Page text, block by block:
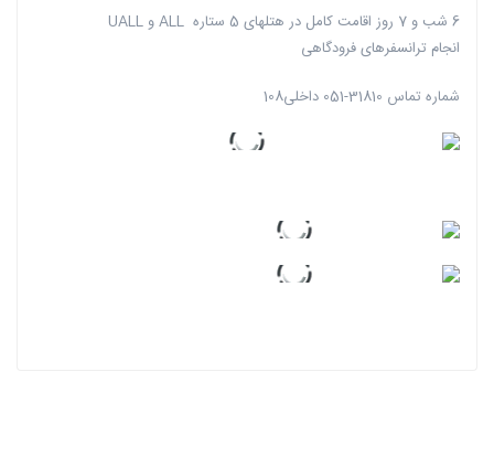
6 شب و 7 روز اقامت کامل در هتلهای 5 ستاره ALL و UALL
انجام ترانسفرهای فرودگاهی
شماره تماس 31810-051 داخلی108